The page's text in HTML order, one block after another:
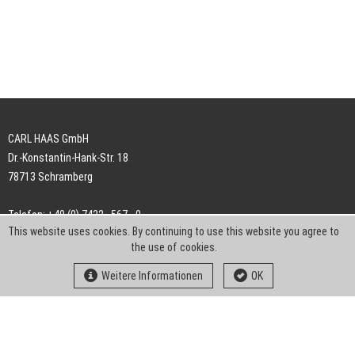
CARL HAAS GmbH
Dr.-Konstantin-Hank-Str. 18
78713 Schramberg
Telefon: +49 (0) 7422 . 567 - 0
Telefax: +49 (0) 7422 . 567 - 239
info-ch@kern-liebers.com
This website uses cookies. By continuing to use this website you agree to
the use of cookies.
Weitere Informationen OK